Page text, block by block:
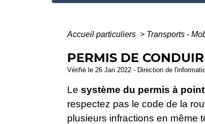
Accueil particuliers > Transports -
PERMIS DE
Vérifié le 26 Jan 2022 - Direction de
Le système du permis à
respectez pas le code de la
plusieurs infractions en même